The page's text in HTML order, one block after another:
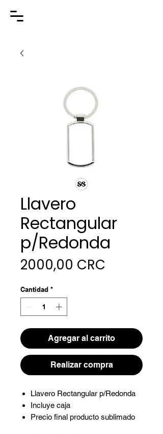
Llavero
Rectangular
p/Redonda
2000,00 CRC
Cantidad *
Agregar al carrito
Realizar compra
Llavero Rectangular p/Redonda
Incluye caja
Precio final producto sublimado